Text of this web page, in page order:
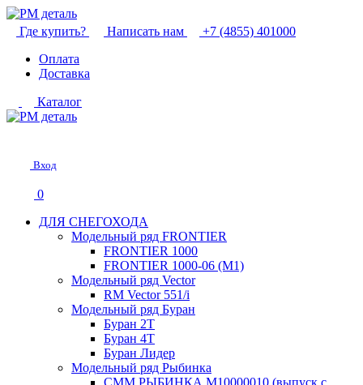
Где купить? Написать нам
+7 (4855) 401000
Оплата
Доставка
Каталог
Вход
0
ДЛЯ СНЕГОХОДА
Модельный ряд FRONTIER
FRONTIER 1000
FRONTIER 1000-06 (М1)
Модельный ряд Vector
RM Vector 551/i
Модельный ряд Буран
Буран 2Т
Буран 4Т
Буран Лидер
Модельный ряд Рыбинка
СММ РЫБИНКА M10000010 (выпуск с